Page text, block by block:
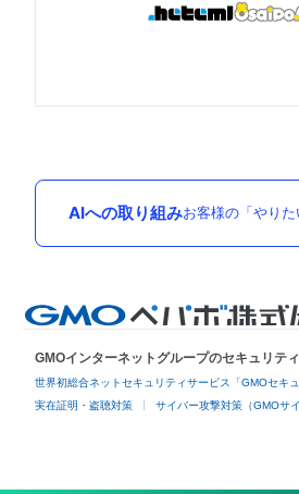
AIへの取り組みお客様の「やり
GMOインターネットグループのセキュリテ
世界初総合ネットセキュリティサービス「GMOセキュ
実在証明・盗聴対策 サイバー攻撃対策（GMOサ